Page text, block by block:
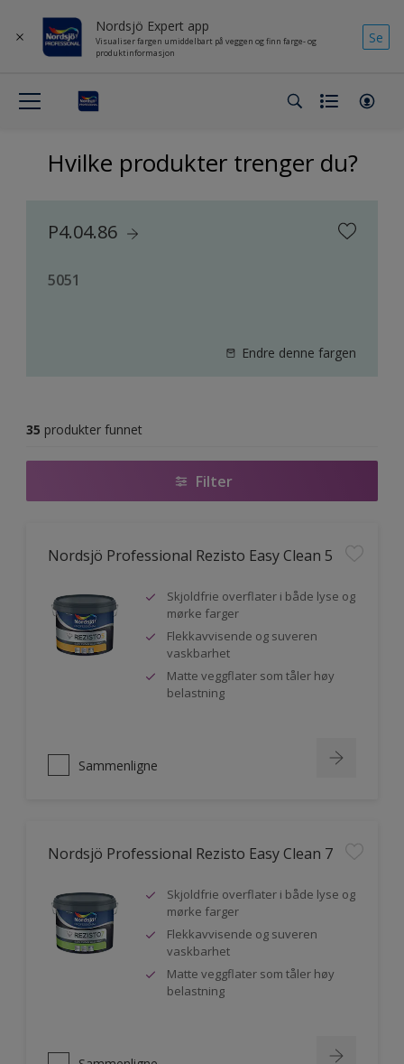
Nordsjö Expert app
Visualiser fargen umiddelbart på veggen og finn farge- og
produktinformasjon
Se
Hvilke produkter trenger du?
P4.04.86
5051
Endre denne fargen
35 produkter funnet
Filter
Nordsjö Professional Rezisto Easy Clean 5
Skjoldfrie overflater i både lyse og
mørke farger
Flekkavvisende og suveren
vaskbarhet
Matte veggflater som tåler høy
belastning
Sammenligne
Nordsjö Professional Rezisto Easy Clean 7
Skjoldfrie overflater i både lyse og
mørke farger
Flekkavvisende og suveren
vaskbarhet
Matte veggflater som tåler høy
belastning